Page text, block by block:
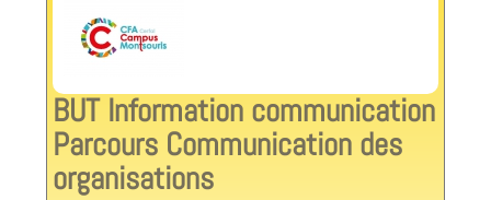
BUT Information communication
Parcours Communication des
organisations